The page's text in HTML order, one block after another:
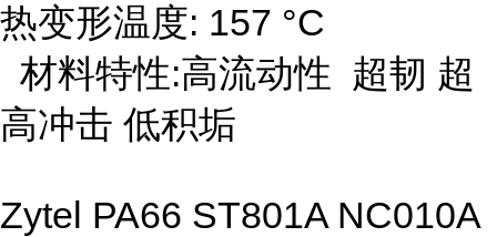
热变形温度: 157 °C
材料特性:高流动性 超韧 超
高冲击 低积垢
Zytel PA66 ST801A NC010A